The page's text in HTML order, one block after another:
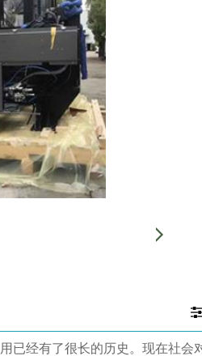
经有了很长的历史。现在社会